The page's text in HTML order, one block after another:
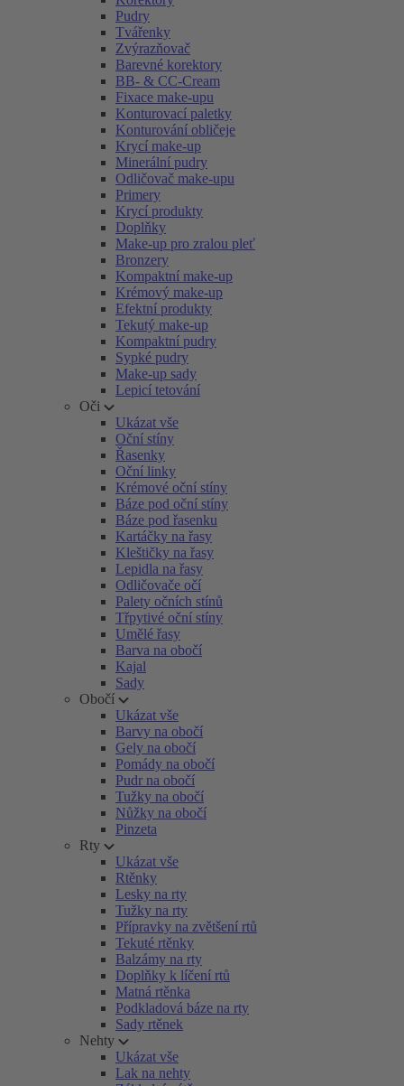
Pudry
Tvářenky
Zvýrazňovač
Barevné korektory
BB- & CC-Cream
Fixace make-upu
Konturovací paletky
Konturování obličeje
Krycí make-up
Minerální pudry
Odličovač make-upu
Primery
Krycí produkty
Doplňky
Make-up pro zralou pleť
Bronzery
Kompaktní make-up
Krémový make-up
Efektní produkty
Tekutý make-up
Kompaktní pudry
Sypké pudry
Make-up sady
Lepicí tetování
Oči
Ukázat vše
Oční stíny
Řasenky
Oční linky
Krémové oční stíny
Báze pod oční stíny
Báze pod řasenku
Kartáčky na řasy
Kleštičky na řasy
Lepidla na řasy
Odličovače očí
Palety očních stínů
Třpytivé oční stíny
Umělé řasy
Barva na obočí
Kajal
Sady
Obočí
Ukázat vše
Barvy na obočí
Gely na obočí
Pomády na obočí
Pudr na obočí
Tužky na obočí
Nůžky na obočí
Pinzeta
Rty
Ukázat vše
Rtěnky
Lesky na rty
Tužky na rty
Přípravky na zvětšení rtů
Tekuté rtěnky
Balzámy na rty
Doplňky k líčení rtů
Matná rtěnka
Podkladová báze na rty
Sady rtěnek
Nehty
Ukázat vše
Lak na nehty